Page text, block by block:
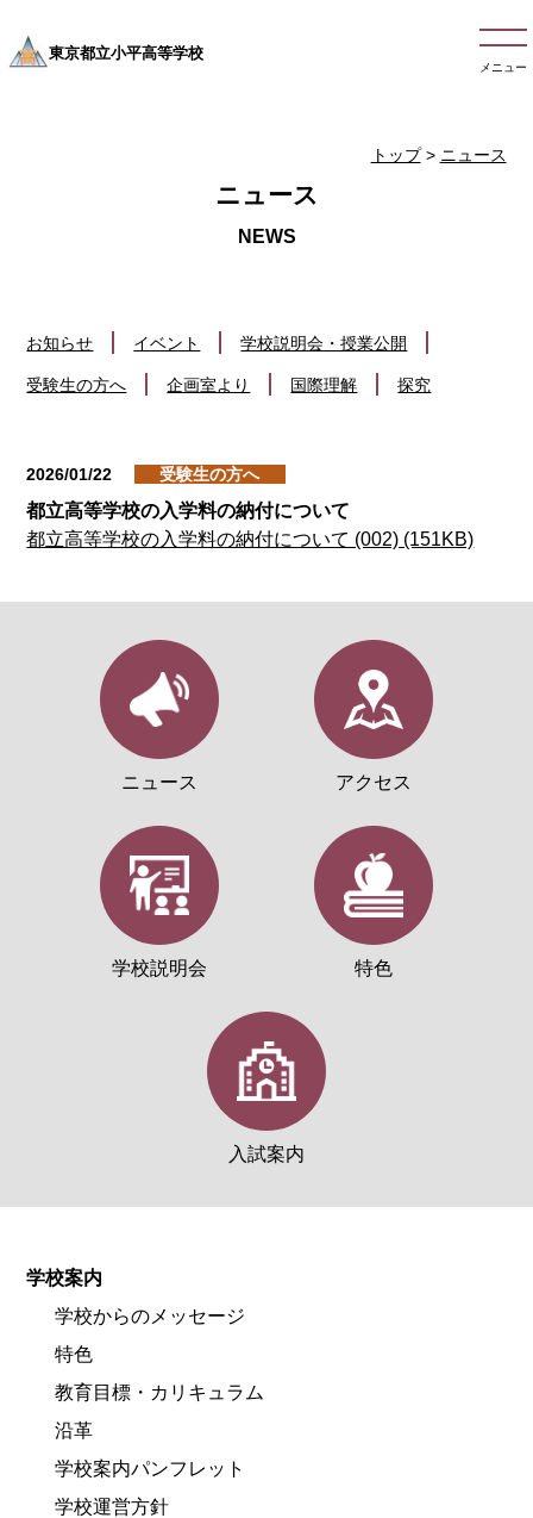
東京都立小平高等学校
メニュー
トップ> ニュース
ニュース
お知らせ イベント 学校説明会・授業公開
受験生の方へ 企画室より 国際理解 探究
2026/01/22 受験生の方へ
都立高等学校の入学料の納付について
都立高等学校の入学料の納付について (002) (151KB)
ニュース アクセス
学校説明会 特色
入試案内
学校案内
学校からのメッセージ
特色
教育目標・カリキュラム
沿革
学校案内パンフレット
学校運営方針